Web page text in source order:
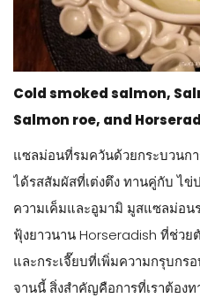
Cold smoked salmon,
Salmon roe, and
แซลม่อนที่รมควันด้วยกระบวนก
ได้รสสัมผัสที่เต่งตึง ทานคู่กับ ไข่
ความเค็มและอูมามิ มูสแซลม่อ
ฟุ้งยาวนาน Horseradish ที่ช่ว
และกระเจี๊ยบที่เพิ่มความกรุบกร
จานนี้ สิ่งสำคัญคือการที่เราต้อง